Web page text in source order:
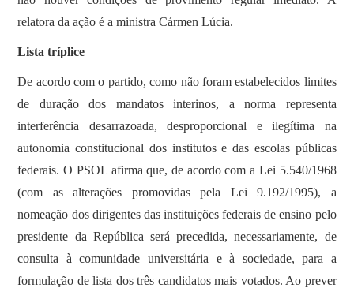
relatora da ação é a ministra Cármen Lúcia.
Lista tríplice
De acordo com o partido, como não foram estabelecidos limites
de duração dos mandatos interinos, a norma representa
interferência desarrazoada, desproporcional e ilegítima na
autonomia constitucional dos institutos e das escolas públicas
federais. O PSOL afirma que, de acordo com a Lei 5.540/1968
(com as alterações promovidas pela Lei 9.192/1995), a
nomeação dos dirigentes das instituições federais de ensino pelo
presidente da República será precedida, necessariamente, de
consulta à comunidade universitária e à sociedade, para a
formulação de lista dos três candidatos mais votados. Ao prever